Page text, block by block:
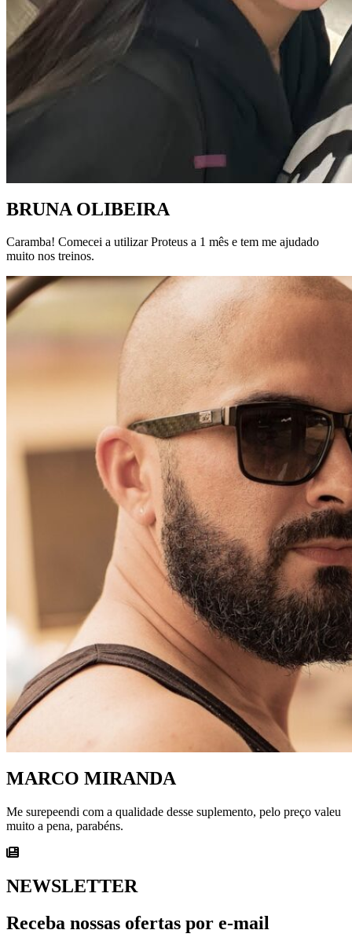
BRUNA OLIBEIRA
Caramba! Comecei a utilizar Proteus a 1 mês e tem me ajudado
muito nos treinos.
MARCO MIRANDA
Me surepeendi com a qualidade desse suplemento, pelo preço valeu
muito a pena, parabéns.
NEWSLETTER
Receba nossas ofertas por e-mail